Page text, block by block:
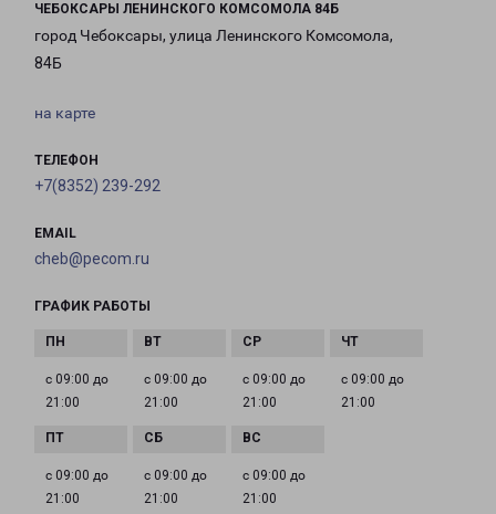
ЧЕБОКСАРЫ ЛЕНИНСКОГО КОМСОМОЛА 84Б
город Чебоксары, улица Ленинского Комсомола,
84Б
на карте
ТЕЛЕФОН
+7(8352) 239-292
EMAIL
cheb@pecom.ru
ГРАФИК РАБОТЫ
с 09:00 до
21:00
с 09:00 до
21:00
с 09:00 до
21:00
с 09:00 до
21:00
с 09:00 до
21:00
с 09:00 до
21:00
с 09:00 до
21:00